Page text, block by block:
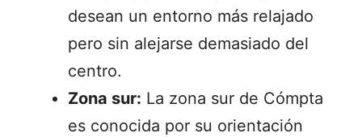
desean un entorno más relajado
pero sin alejarse demasiado del
centro.
Zona sur: La zona sur de Cómpta
es conocida por su orientación